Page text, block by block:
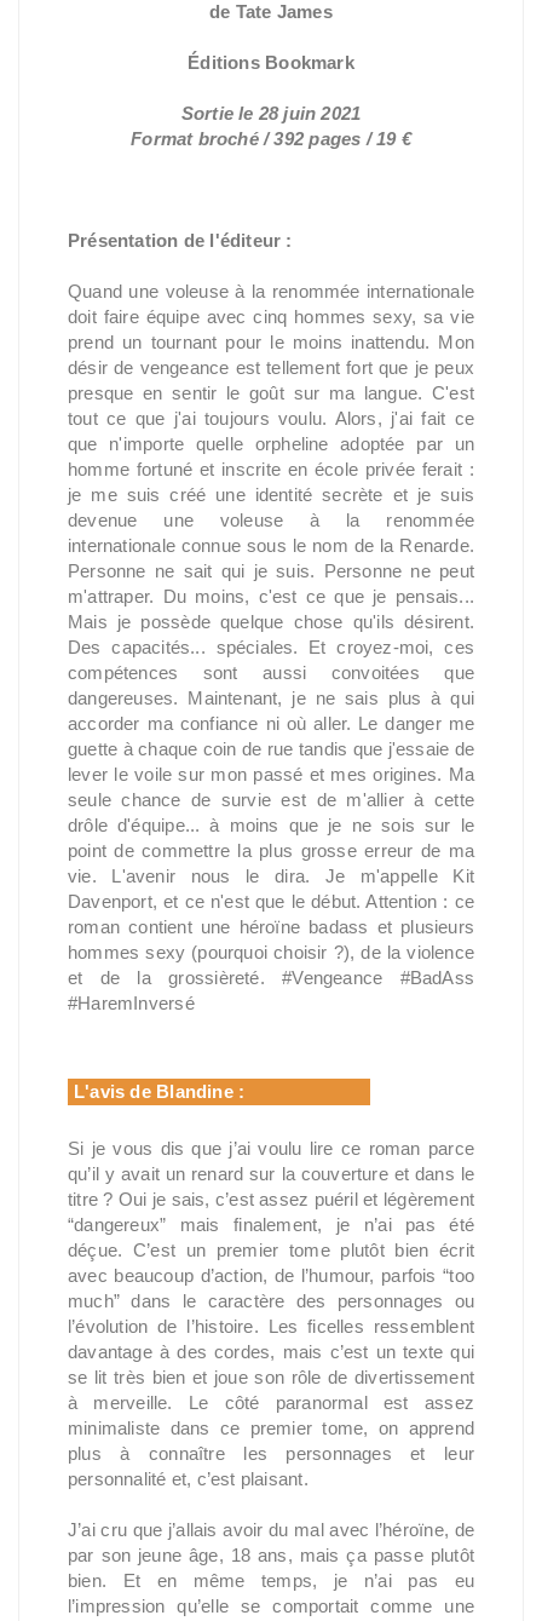
de Tate James
Éditions Bookmark
Sortie le 28 juin 2021
Format broché / 392 pages / 19 €
Présentation de l'éditeur :
Quand une voleuse à la renommée internationale
doit faire équipe avec cinq hommes sexy, sa vie
prend un tournant pour le moins inattendu. Mon
désir de vengeance est tellement fort que je peux
presque en sentir le goût sur ma langue. C'est
tout ce que j'ai toujours voulu. Alors, j'ai fait ce
que n'importe quelle orpheline adoptée par un
homme fortuné et inscrite en école privée ferait :
je me suis créé une identité secrète et je suis
devenue une voleuse à la renommée
internationale connue sous le nom de la Renarde.
Personne ne sait qui je suis. Personne ne peut
m'attraper. Du moins, c'est ce que je pensais...
Mais je possède quelque chose qu'ils désirent.
Des capacités... spéciales. Et croyez-moi, ces
compétences sont aussi convoitées que
dangereuses. Maintenant, je ne sais plus à qui
accorder ma confiance ni où aller. Le danger me
guette à chaque coin de rue tandis que j'essaie de
lever le voile sur mon passé et mes origines. Ma
seule chance de survie est de m'allier à cette
drôle d'équipe... à moins que je ne sois sur le
point de commettre la plus grosse erreur de ma
vie. L'avenir nous le dira. Je m'appelle Kit
Davenport, et ce n'est que le début. Attention : ce
roman contient une héroïne badass et plusieurs
hommes sexy (pourquoi choisir ?), de la violence
et de la grossièreté. #Vengeance #BadAss
#HaremInversé
L'avis de Blandine :
Si je vous dis que j’ai voulu lire ce roman parce
qu’il y avait un renard sur la couverture et dans le
titre ? Oui je sais, c’est assez puéril et légèrement
“dangereux” mais finalement, je n’ai pas été
déçue. C’est un premier tome plutôt bien écrit
avec beaucoup d’action, de l’humour, parfois “too
much” dans le caractère des personnages ou
l’évolution de l’histoire. Les ficelles ressemblent
davantage à des cordes, mais c’est un texte qui
se lit très bien et joue son rôle de divertissement
à merveille. Le côté paranormal est assez
minimaliste dans ce premier tome, on apprend
plus à connaître les personnages et leur
personnalité et, c’est plaisant.
J’ai cru que j’allais avoir du mal avec l’héroïne, de
par son jeune âge, 18 ans, mais ça passe plutôt
bien. Et en même temps, je n’ai pas eu
l’impression qu’elle se comportait comme une